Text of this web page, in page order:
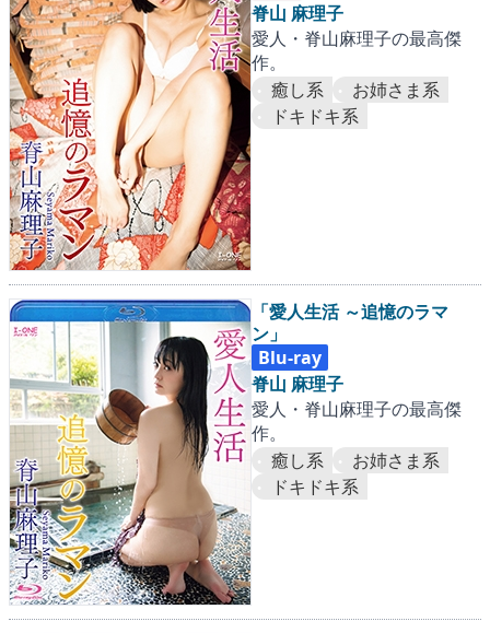
脊山 麻理子
愛人・脊山麻理子の最高傑
作。
癒し系
お姉さま系
ドキドキ系
「愛人生活 ～追憶のラマ
ン」
Blu-ray
脊山 麻理子
愛人・脊山麻理子の最高傑
作。
癒し系
お姉さま系
ドキドキ系